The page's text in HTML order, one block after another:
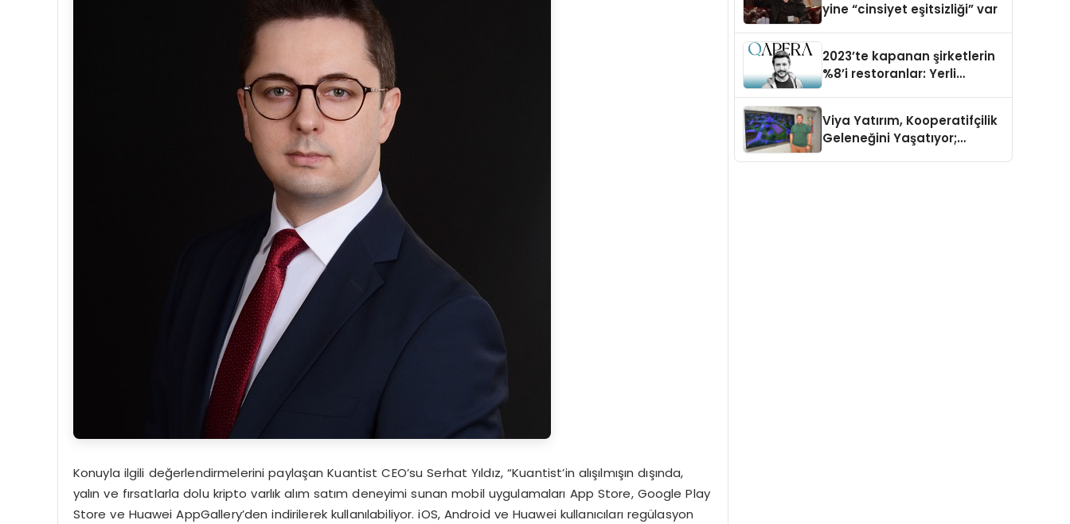
Konuyla ilgili değerlendirmelerini paylaşan Kuantist CEO’su Serhat Yıldız, “Kuantist’in alışılmışın dışında,
yalın ve fırsatlarla dolu kripto varlık alım satım deneyimi sunan mobil uygulamaları App Store, Google Play
Store ve Huawei AppGallery’den indirilerek kullanılabiliyor. iOS, Android ve Huawei kullanıcıları regülasyon
yine “cinsiyet eşitsizliği” var
2023’te kapanan şirketlerin
%8’i restoranlar: Yerli
Viya Yatırım, Kooperatifçilik
Geleneğini Yaşatıyor;